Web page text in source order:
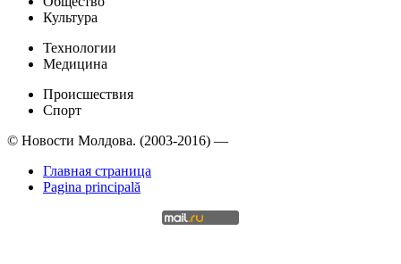
Культура
Технологии
Медицина
Происшествия
Спорт
© Новости Молдова. (2003-2016) —
Главная страница
Pagina principală